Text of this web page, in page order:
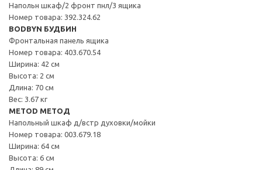
Напольн шкаф/2 фронт пнл/3 ящика
Номер товара: 392.324.62
BODBYN БУДБИН
Фронтальная панель ящика
Номер товара: 403.670.54
Ширина: 42 см
Высота: 2 см
Длина: 70 см
Вес: 3.67 кг
METOD МЕТОД
Напольный шкаф д/встр духовки/мойки
Номер товара: 003.679.18
Ширина: 64 см
Высота: 6 см